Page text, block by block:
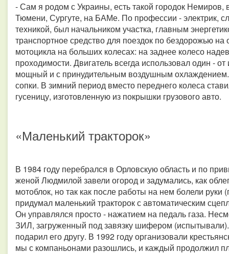
- Сам я родом с Украины, есть такой городок Немиров,
Тюмени, Сургуте, на БАМе. По профессии - электрик,
техникой, был начальником участка, главным
транспортное средство для поездок по бездорожью на
мотоцикла на больших колесах: на заднее колесо
проходимости. Двигатель всегда использовал один -
мощный и с принудительным воздушным охлаждением.
сопки. В зимний период вместо переднего колеса
гусеницу, изготовленную из покрышки грузового авто.
«Маленький тракторок»
В 1984 году перебрался в Орловскую область и по
женой Людмилой завели огород и задумались, как
мотоблок, но так как после работы на нем болели руки
придумал маленький тракторок с автоматическим
Он управлялся просто - нажатием на педаль газа.
ЗИЛ, загруженный под завязку шифером
подарил его другу. В 1992 году организовали
мы с компаньонами разошлись, и каждый продолжил